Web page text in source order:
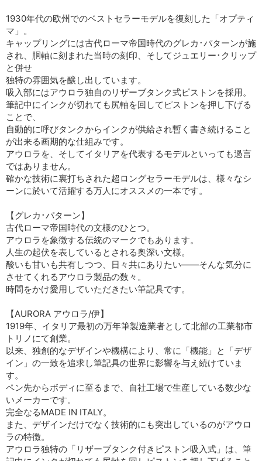
1930年代の欧州でのベストセラーモデルを復刻した「オプティ
マ」。
キャップリングには古代ローマ帝国時代のグレカ･パターンが施
され、胴軸に刻まれた当時の刻印、そしてジュエリー･クリップ
と併せ
独特の雰囲気を醸し出しています。
吸入部にはアウロラ独自のリザーブタンク式ピストンを採用。
筆記中にインクが切れても尻軸を回してピストンを押し下げる
ことで、
自動的に呼びタンクからインクが供給され暫く書き続けること
が出来る画期的な仕組みです。
アウロラを、そしてイタリアを代表するモデルといっても過言
ではありません。
確かな技術に裏打ちされた超ロングセラーモデルは、様々なシ
ーンに於いて活躍する万人にオススメの一本です。
【グレカ･パターン】
古代ローマ帝国時代の文様のひとつ。
アウロラを象徴する伝統のマークでもあります。
人生の起伏を表しているとされる奥深い文様。
酸いも甘いも共有しつつ、日々共にありたい――そんな気分に
させてくれるアウロラ製品の数々。
時間をかけ愛用していただきたい筆記具です。
【AURORA アウロラ/伊】
1919年、イタリア最初の万年筆製造業者として北部の工業都市
トリノにて創業。
以来、独創的なデザインや機構により、常に「機能」と「デザ
イン」の一致を追求し筆記具の世界に影響を与え続けていま
す。
ペン先からボディに至るまで、自社工場で生産している数少な
いメーカーです。
完全なるMADE IN ITALY。
また、デザインだけでなく技術的にも突出しているのがアウロ
ラの特徴。
アウロラ独特の「リザーブタンク付きピストン吸入式」は、筆